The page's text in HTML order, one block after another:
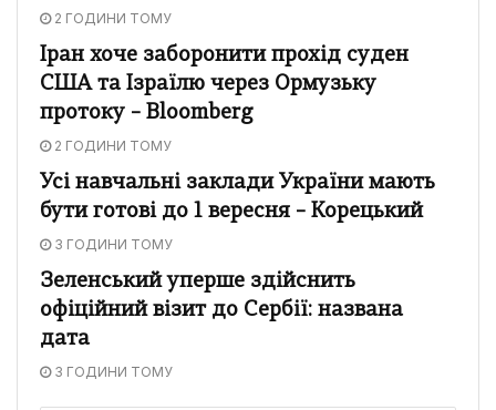
2 ГОДИНИ ТОМУ
Іран хоче заборонити прохід суден
США та Ізраїлю через Ормузьку
протоку – Bloomberg
2 ГОДИНИ ТОМУ
Усі навчальні заклади України мають
бути готові до 1 вересня – Корецький
3 ГОДИНИ ТОМУ
Зеленський уперше здійснить
офіційний візит до Сербії: названа
дата
3 ГОДИНИ ТОМУ